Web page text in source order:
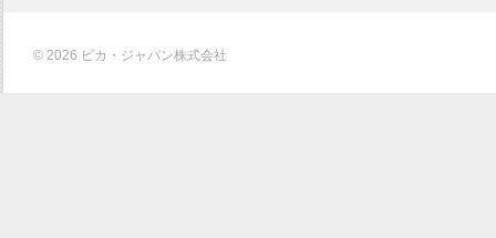
© 2026 ビカ・ジャパン株式会社